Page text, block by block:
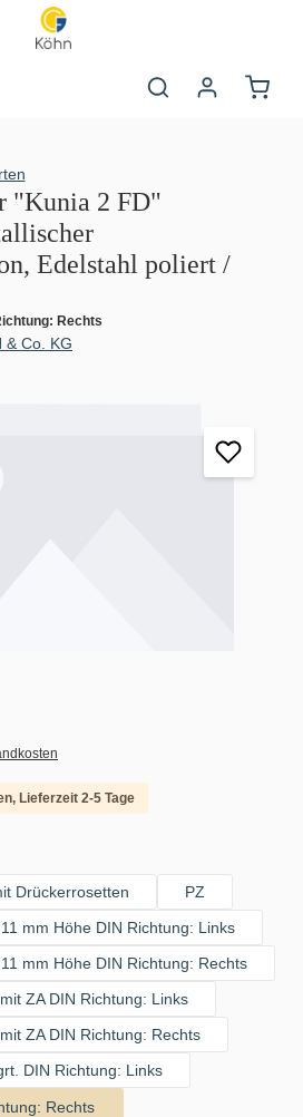
von 0 von 5 Sternen
"Kunia 2 FD"
Edelstahl poliert /
Rechts
& Co. KG
Lieferzeit 2-5 Tage
Drückerrosetten
PZ
mm Höhe DIN Richtung: Links
mm Höhe DIN Richtung: Rechts
ZA DIN Richtung: Links
ZA DIN Richtung: Rechts
DIN Richtung: Links
Rechts